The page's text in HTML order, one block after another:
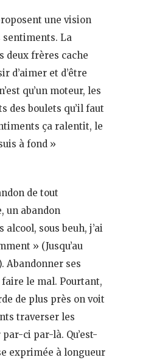
une vision
sentiments. La
deux frères cache
d’aimer et d’être
qu’un moteur, les
des boulets qu’il faut
ça ralentit, le
à fond »
de tout
un abandon
alcool, sous beuh, j’ai
» (Jusqu’au
Abandonner ses
le mal. Pourtant,
de plus près on voit
traverser les
ci par-là. Qu’est-
exprimée à longueur